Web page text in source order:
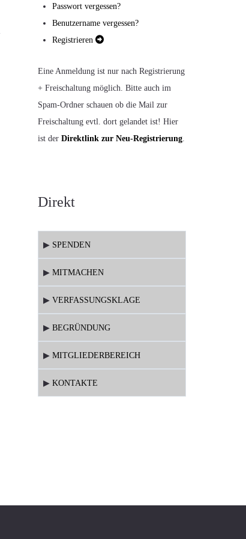
Passwort vergessen?
Benutzername vergessen?
Registrieren
Eine Anmeldung ist nur nach Registrierung
+ Freischaltung möglich. Bitte auch im
Spam-Ordner schauen ob die Mail zur
Freischaltung evtl. dort gelandet ist! Hier
ist der Direktlink zur Neu-Registrierung
Direkt
▶ SPENDEN
▶ MITMACHEN
▶ VERFASSUNGSKLAGE
▶ BEGRÜNDUNG
▶ MITGLIEDERBEREICH
▶ KONTAKTE